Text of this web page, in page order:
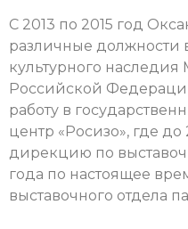
С 2013 по 2015 год
различные должности
культурного наследия
Российской
работу в
центр «Росизо», где до
дирекцию по
года по настоящее
выставочного отдела